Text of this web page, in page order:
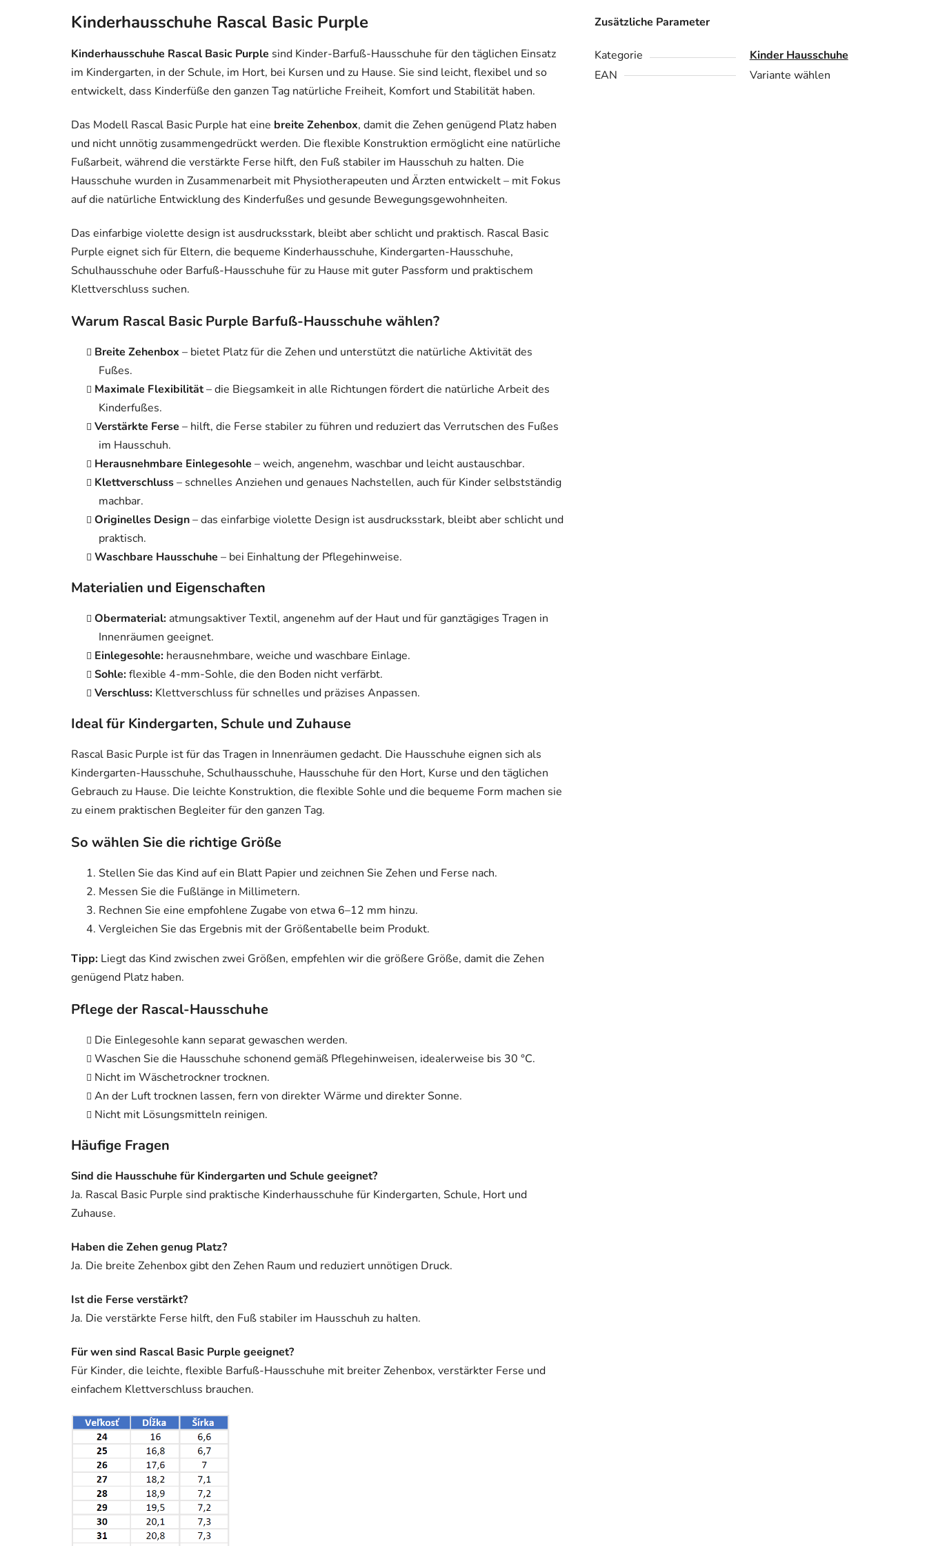
Kinderhausschuhe Rascal Basic Purple
Kinderhausschuhe Rascal Basic Purple sind Kinder-Barfuß-Hausschuhe für den täglichen Einsatz
im Kindergarten, in der Schule, im Hort, bei Kursen und zu Hause. Sie sind leicht, flexibel und so
entwickelt, dass Kinderfüße den ganzen Tag natürliche Freiheit, Komfort und Stabilität haben.
Das Modell Rascal Basic Purple hat eine breite Zehenbox, damit die Zehen genügend Platz haben
und nicht unnötig zusammengedrückt werden. Die flexible Konstruktion ermöglicht eine natürliche
Fußarbeit, während die verstärkte Ferse hilft, den Fuß stabiler im Hausschuh zu halten. Die
Hausschuhe wurden in Zusammenarbeit mit Physiotherapeuten und Ärzten entwickelt – mit Fokus
auf die natürliche Entwicklung des Kinderfußes und gesunde Bewegungsgewohnheiten.
Das einfarbige violette design ist ausdrucksstark, bleibt aber schlicht und praktisch. Rascal Basic
Purple eignet sich für Eltern, die bequeme Kinderhausschuhe, Kindergarten-Hausschuhe,
Schulhausschuhe oder Barfuß-Hausschuhe für zu Hause mit guter Passform und praktischem
Klettverschluss suchen.
Warum Rascal Basic Purple Barfuß-Hausschuhe wählen?
Breite Zehenbox – bietet Platz für die Zehen und unterstützt die natürliche Aktivität des
Fußes.
Maximale Flexibilität– die Biegsamkeit in alle Richtungen fördert die natürliche Arbeit des
Kinderfußes.
Verstärkte Ferse – hilft, die Ferse stabiler zu führen und reduziert das Verrutschen des Fußes
im Hausschuh.
Herausnehmbare Einlegesohle – weich, angenehm, waschbar und leicht austauschbar.
Klettverschluss– schnelles Anziehen und genaues Nachstellen, auch für Kinder selbstständig
machbar.
Originelles Design– das einfarbige violette Design ist ausdrucksstark, bleibt aber schlicht und
praktisch.
Waschbare Hausschuhe – bei Einhaltung der Pflegehinweise.
Materialien und Eigenschaften
Obermaterial: atmungsaktiver Textil, angenehm auf der Haut und für ganztägiges Tragen in
Innenräumen geeignet.
Einlegesohle: herausnehmbare, weiche und waschbare Einlage.
Sohle:flexible 4-mm-Sohle, die den Boden nicht verfärbt.
Verschluss: Klettverschluss für schnelles und präzises Anpassen.
Ideal für Kindergarten, Schule und Zuhause
Rascal Basic Purple ist für das Tragen in Innenräumen gedacht. Die Hausschuhe eignen sich als
Kindergarten-Hausschuhe, Schulhausschuhe, Hausschuhe für den Hort, Kurse und den täglichen
Gebrauch zu Hause. Die leichte Konstruktion, die flexible Sohle und die bequeme Form machen sie
zu einem praktischen Begleiter für den ganzen Tag.
So wählen Sie die richtige Größe
Stellen Sie das Kind auf ein Blatt Papier und zeichnen Sie Zehen und Ferse nach.
Messen Sie die Fußlänge in Millimetern.
Rechnen Sie eine empfohlene Zugabe von etwa 6–12 mm hinzu.
Vergleichen Sie das Ergebnis mit der Größentabelle beim Produkt.
Tipp: Liegt das Kind zwischen zwei Größen, empfehlen wir die größere Größe, damit die Zehen
genügend Platz haben.
Pflege der Rascal-Hausschuhe
Die Einlegesohle kann separat gewaschen werden.
Waschen Sie die Hausschuhe schonend gemäß Pflegehinweisen, idealerweise bis 30 °C.
Nicht im Wäschetrockner trocknen.
An der Luft trocknen lassen, fern von direkter Wärme und direkter Sonne.
Nicht mit Lösungsmitteln reinigen.
Häufige Fragen
Sind die Hausschuhe für Kindergarten und Schule geeignet?
Ja. Rascal Basic Purple sind praktische Kinderhausschuhe für Kindergarten, Schule, Hort und
Zuhause.
Haben die Zehen genug Platz?
Ja. Die breite Zehenbox gibt den Zehen Raum und reduziert unnötigen Druck.
Ist die Ferse verstärkt?
Ja. Die verstärkte Ferse hilft, den Fuß stabiler im Hausschuh zu halten.
Für wen sind Rascal Basic Purple geeignet?
Für Kinder, die leichte, flexible Barfuß-Hausschuhe mit breiter Zehenbox, verstärkter Ferse und
einfachem Klettverschluss brauchen.
Zusätzliche Parameter
Kategorie
Kinder Hausschuhe
EAN
Variante wählen